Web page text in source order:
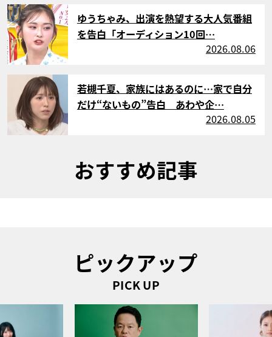
サムネイル
ゆうちゃみ、出演を熱望する大人気番組
を告白「オーディション10回…
2026.08.06
サムネイル
若槻千夏、家族にはあるのに…家で自分
だけ“ないもの”告白 あわや企…
2026.08.05
おすすめ記事
ピックアップ
PICK UP